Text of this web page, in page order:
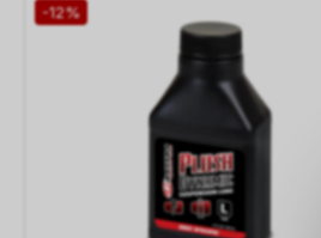
-12%